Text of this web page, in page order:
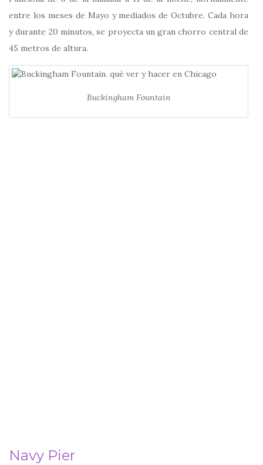
entre los meses de Mayo y mediados de Octubre. Cada hora
y durante 20 minutos, se proyecta un gran chorro central de
45 metros de altura.
Buckingham Fountain
Navy Pier